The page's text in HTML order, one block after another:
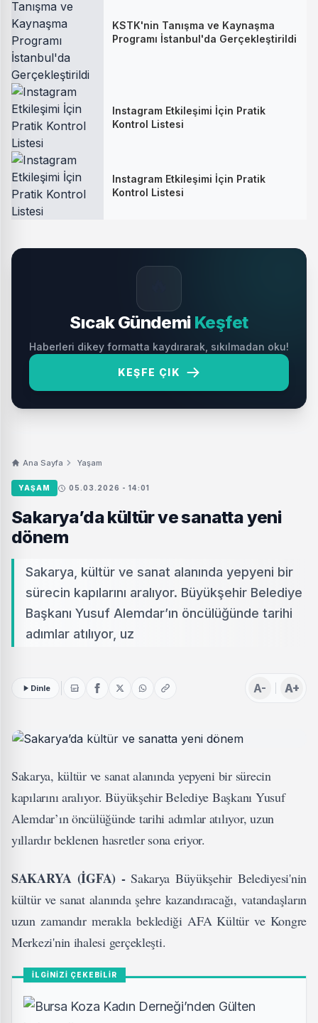
KSTK'nin Tanışma ve Kaynaşma
Programı İstanbul'da Gerçekleştirildi
Instagram Etkileşimi İçin Pratik
Kontrol Listesi
Instagram Etkileşimi İçin Pratik
Kontrol Listesi
Sıcak Gündemi Keşfet
Haberleri dikey formatta kaydırarak, sıkılmadan oku!
KEŞFE ÇIK
Ana Sayfa Yaşam
YAŞAM 05.03.2026 - 14:01
Sakarya’da kültür ve sanatta yeni
dönem
Sakarya, kültür ve sanat alanında yepyeni bir
sürecin kapılarını aralıyor. Büyükşehir Belediye
Başkanı Yusuf Alemdar’ın öncülüğünde tarihi
adımlar atılıyor, uz
Dinle A- A+
Sakarya, kültür ve sanat alanında yepyeni bir sürecin
kapılarını aralıyor. Büyükşehir Belediye Başkanı Yusuf
Alemdar’ın öncülüğünde tarihi adımlar atılıyor, uzun
yıllardır beklenen hasretler sona eriyor.
SAKARYA (İGFA) -Sakarya Büyükşehir Belediyesi'nin
kültür ve sanat alanında şehre kazandıracağı, vatandaşların
uzun zamandır merakla beklediği AFA Kültür ve Kongre
Merkezi'nin ihalesi gerçekleşti.
İLGİNİZİ ÇEKEBİLİR